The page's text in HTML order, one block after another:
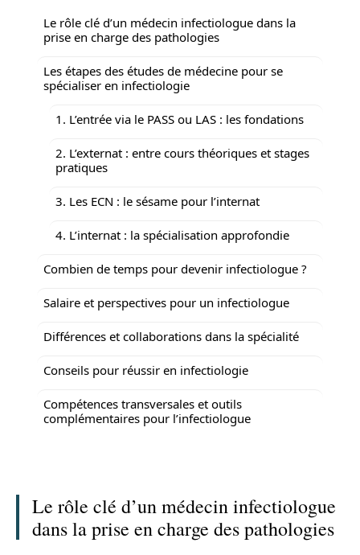
Le rôle clé d’un médecin infectiologue dans la
prise en charge des pathologies
Les étapes des études de médecine pour se
spécialiser en infectiologie
1. L’entrée via le PASS ou LAS : les fondations
2. L’externat : entre cours théoriques et stages
pratiques
3. Les ECN : le sésame pour l’internat
4. L’internat : la spécialisation approfondie
Combien de temps pour devenir infectiologue ?
Salaire et perspectives pour un infectiologue
Différences et collaborations dans la spécialité
Conseils pour réussir en infectiologie
Compétences transversales et outils
complémentaires pour l’infectiologue
Le rôle clé d’un médecin infectiologue
dans la prise en charge des pathologies